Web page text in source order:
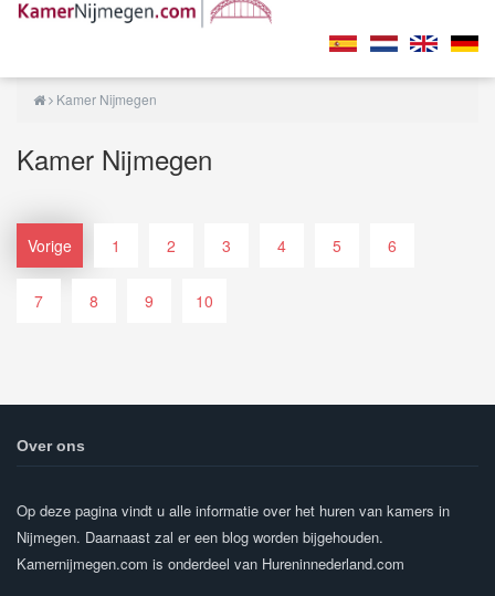
Kamer Nijmegen
Kamer Nijmegen
Vorige 1 2 3 4 5 6
7 8 9 10
Over ons
Op deze pagina vindt u alle informatie over het huren van kamers in
Nijmegen. Daarnaast zal er een blog worden bijgehouden.
Kamernijmegen.com is onderdeel van Hureninnederland.com